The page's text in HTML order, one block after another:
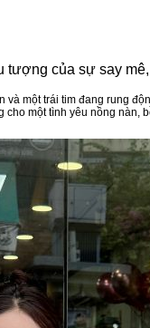
của sự say
và một trái tim đang rung
một tình yêu nồng nàn,